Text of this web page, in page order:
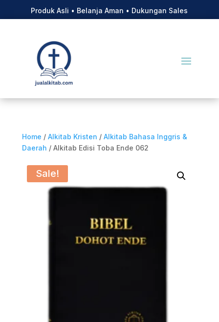
Produk Asli • Belanja Aman • Dukungan Sales
Home / Alkitab Kristen / Alkitab Bahasa Inggris &
Daerah / Alkitab Edisi Toba Ende 062
Sale!